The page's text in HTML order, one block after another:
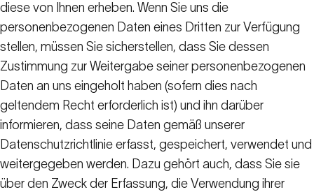
diese von Ihnen erheben. Wenn Sie uns die
personenbezogenen Daten eines Dritten zur Verfügung
stellen, müssen Sie sicherstellen, dass Sie dessen
Zustimmung zur Weitergabe seiner personenbezogenen
Daten an uns eingeholt haben (sofern dies nach
geltendem Recht erforderlich ist) und ihn darüber
informieren, dass seine Daten gemäß unserer
Datenschutzrichtlinie erfasst, gespeichert, verwendet und
weitergegeben werden. Dazu gehört auch, dass Sie sie
über den Zweck der Erfassung, die Verwendung ihrer